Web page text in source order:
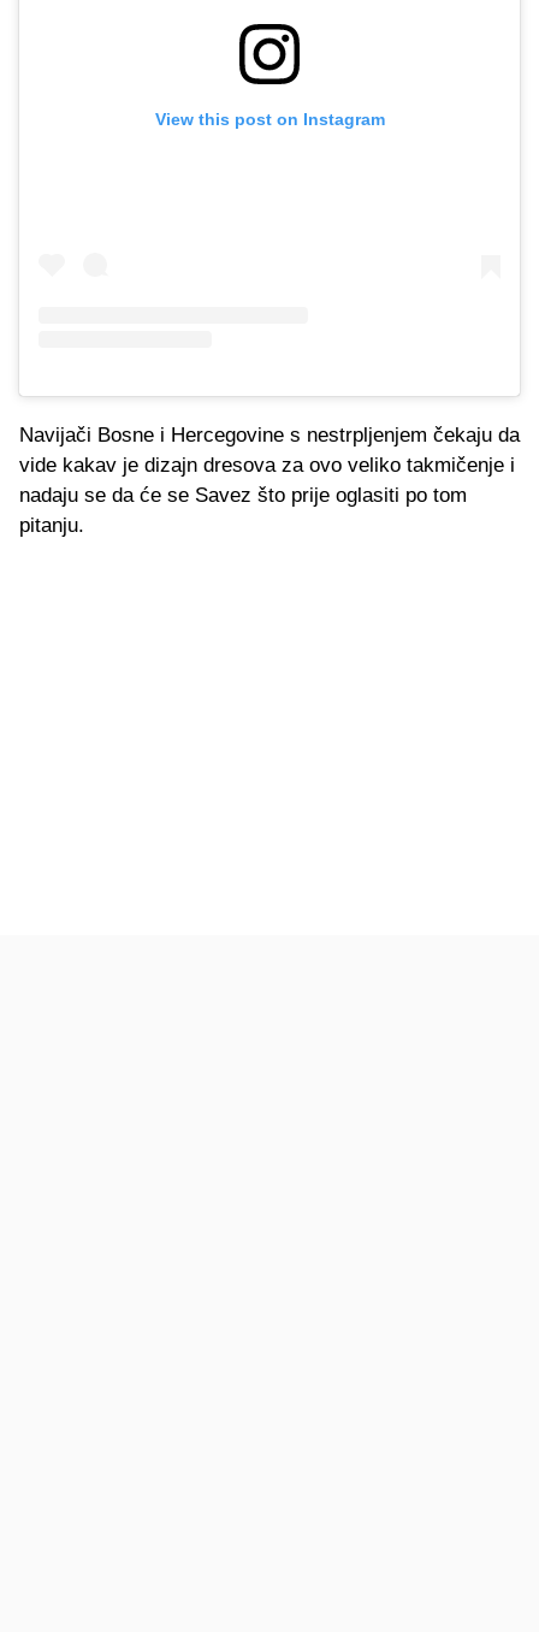
View this post on Instagram
Navijači Bosne i Hercegovine s nestrpljenjem čekaju da
vide kakav je dizajn dresova za ovo veliko takmičenje i
nadaju se da će se Savez što prije oglasiti po tom
pitanju.